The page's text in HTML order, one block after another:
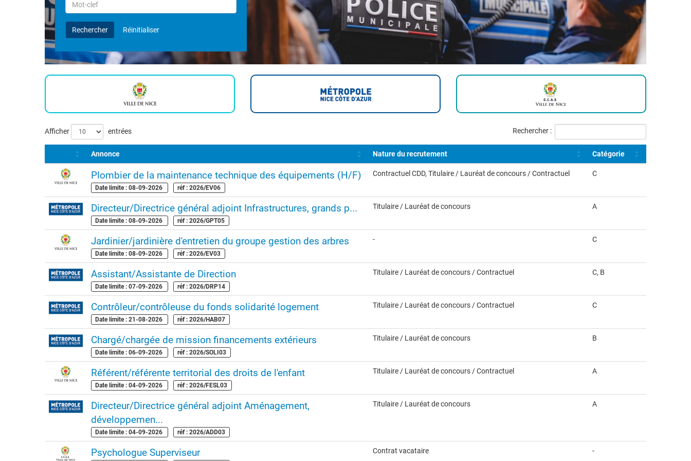
par
Mot-
clefRechercher Réinitialiser
Liste
des
offres
Afficher entrées Rechercher :
Annonce Nature du recrutement Catégorie
Plombier de la maintenance technique des équipements (H/F)
Date limite : 08-09-2026 réf : 2026/EV06
Contractuel CDD, Titulaire / Lauréat de concours / Contractuel C
Directeur/Directrice général adjoint Infrastructures, grands p...
Date limite : 08-09-2026 réf : 2026/GPT05
Titulaire / Lauréat de concours A
Jardinier/jardinière d'entretien du groupe gestion des arbres
Date limite : 08-09-2026 réf : 2026/EV03
- C
Assistant/Assistante de Direction
Date limite : 07-09-2026 réf : 2026/DRP14
Titulaire / Lauréat de concours / Contractuel C, B
Contrôleur/contrôleuse du fonds solidarité logement
Date limite : 21-08-2026 réf : 2026/HAB07
Titulaire / Lauréat de concours / Contractuel C
Chargé/chargée de mission financements extérieurs
Date limite : 06-09-2026 réf : 2026/SOLI03
Titulaire / Lauréat de concours B
Référent/référente territorial des droits de l'enfant
Date limite : 04-09-2026 réf : 2026/FESL03
Titulaire / Lauréat de concours / Contractuel A
Directeur/Directrice général adjoint Aménagement,
développemen...
Date limite : 04-09-2026 réf : 2026/ADD03
Titulaire / Lauréat de concours A
Psychologue Superviseur Contrat vacataire -